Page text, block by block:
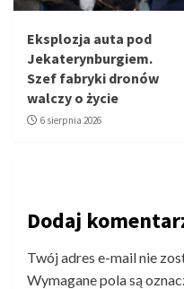
Eksplozja auta pod
Jekaterynburgiem.
Szef fabryki dronów
walczy o życie
6 sierpnia 2026
Dodaj
Twój adres e-mail nie
Wymagane pola są